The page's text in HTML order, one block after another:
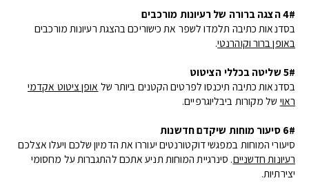
4# הצגה ברורה של רעיונות מורכבים
בסדנאות כתיבה תלמדו לשפר את כישוריכם בהצגת רעיונות מורכבים
באופן ברור וקוהרנטי.
5# שליטה בכללי הציטוט
בסדנאות כתיבה תיכנסו לפרטים הקטנים ביותר של אופן ציטוט אקדמי
ראוי של מקורות ביבליוגרפיים.
6# סיעור מוחות שיקדם חדשנות
סיעורי המוחות במפגשי דוקטורנטים יעוררו את הדמיון שלכם ויעלו אצלכם
רעיונות חדשניים. סינרגיית המוחות תניע אתכם להתגברות על מחסומי
יצירתיות.